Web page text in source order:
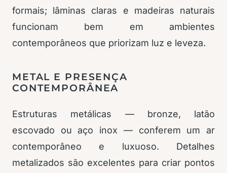
formais; lâminas claras e madeiras naturais
funcionam bem em ambientes
contemporâneos que priorizam luz e leveza.
METAL E PRESENÇA
CONTEMPORÂNEA
Estruturas metálicas — bronze, latão
escovado ou aço inox — conferem um ar
contemporâneo e luxuoso. Detalhes
metalizados são excelentes para criar pontos